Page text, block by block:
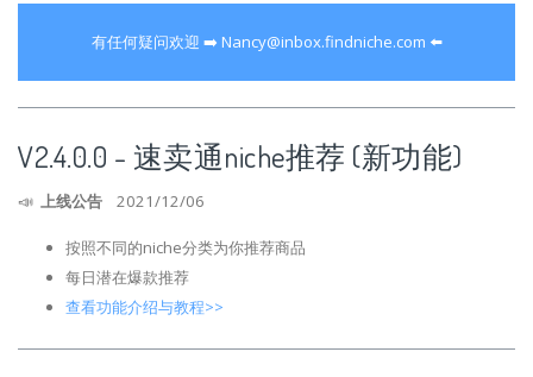
有任何疑问欢迎 ➡️ Nancy@inbox.findniche.com ⬅️
V2.4.0.0 - 速卖通niche推荐 (新功能)
📣 上线公告 2021/12/06
按照不同的niche分类为你推荐商品
每日潜在爆款推荐
查看功能介绍与教程>>